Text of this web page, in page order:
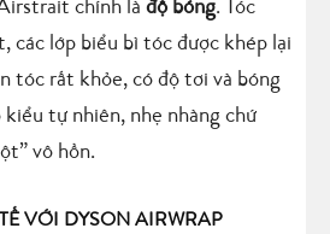
chính là độ bóng. Tóc
các lớp biểu bì tóc được khép lại
tóc rất khỏe, có độ tơi và bóng
tự nhiên, nhẹ nhàng chứ
vô hồn.
VỚI DYSON AIRWRAP